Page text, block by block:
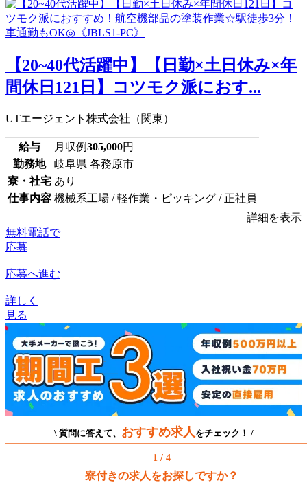
【20~40代活躍中】【日勤×土日休み×年
間休日121日】コツモク派におす...
UTエージェント株式会社（関東）
給与 月収例305,000円
勤務地
岐阜県 各務原市
寮・社宅 あり
仕事内容 機械系工場 / 軽作業・ピッキング / 正社員
詳細を表示
無料電話で
応募
応募へ進む
詳しく
見る
\ 質問に答えて、 おすすめ求人 をチェック！ /
1 / 4
寮付きの求人をお探しですか？